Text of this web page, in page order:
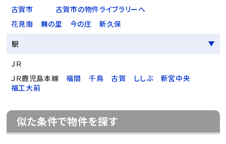
古賀市
古賀市の物件ライブラリーへ
花見南
舞の里 今の庄
新久保
駅
ＪＲ
ＪＲ鹿児島本線
福間 千鳥 古賀 ししぶ
新宮中央
福工大前
似た条件で物件を探す